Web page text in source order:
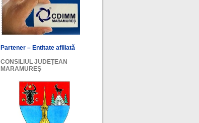
Partener – Entitate afiliată
CONSILIUL JUDEȚEAN
MARAMUREȘ